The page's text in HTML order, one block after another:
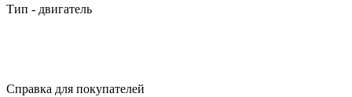
Тип - двигатель
Справка для покупателей